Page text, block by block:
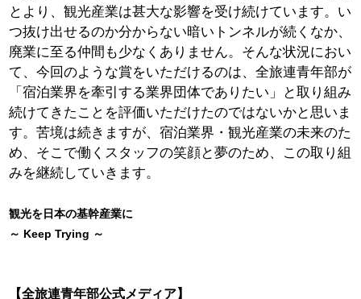
とより、観光産業は甚大な影響を受け続けています。い
つ抜け出せるのか分からない暗いトンネルが続くなか、
廃業に至る仲間も少なくありません。そんな状況におい
て、今回のような賞をいただけるのは、全旅連青年部が
「宿泊業界を牽引する業界団体でありたい」と取り組み
続けてきたことを評価いただけたのではないかと思いま
す。苦境は続きますが、宿泊業界・観光産業の未来のた
め、そこで働くスタッフの笑顔と夢のため、この取り組
みを継続していきます。
観光を日本の基幹産業に
～ Keep Trying ～
【全旅連青年部公式メディア】